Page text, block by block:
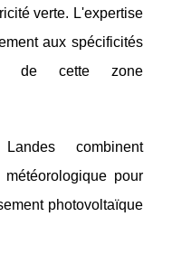
verte. L'expertise
aux spécificités
de cette zone
combinent
pour
photovoltaïque